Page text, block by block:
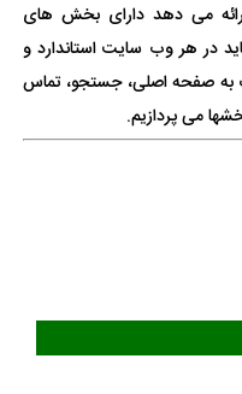
می دهد دارای بخش های
در هر وب سایت استاندارد و
به صفحه اصلی، جستجو، تماس
می پردازیم.